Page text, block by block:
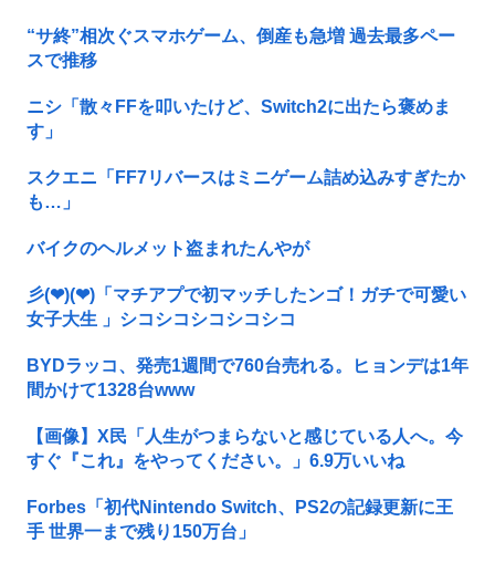
“サ終”相次ぐスマホゲーム、倒産も急増 過去最多ペー
スで推移
ニシ「散々FFを叩いたけど、Switch2に出たら褒めま
す」
スクエニ「FF7リバースはミニゲーム詰め込みすぎたか
も…」
バイクのヘルメット盗まれたんやが
彡(❤︎)(❤︎)「マチアプで初マッチしたンゴ！ガチで可愛い
女子大生 」シコシコシコシコシコ
BYDラッコ、発売1週間で760台売れる。ヒョンデは1年
間かけて1328台www
【画像】X民「人生がつまらないと感じている人へ。今
すぐ『これ』をやってください。」6.9万いいね
Forbes「初代Nintendo Switch、PS2の記録更新に王
手 世界一まで残り150万台」